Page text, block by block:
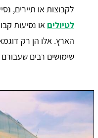
לקבוצות או תיירים,
לטיולים או נסיעות
הארץ. אלו הן רק
שימושים רבים